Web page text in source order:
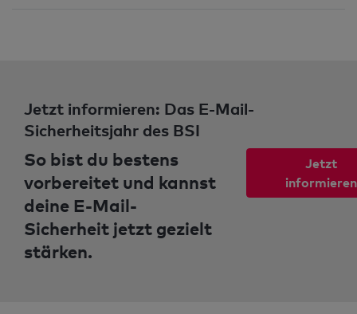
Jetzt informieren: Das E-Mail-
Sicherheitsjahr des BSI
So bist du bestens
vorbereitet und kannst
deine E-Mail-
Sicherheit jetzt gezielt
stärken.
Jetzt
informieren